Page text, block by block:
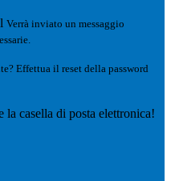
Verrà inviato un messaggio
Effettua il reset della password
casella di posta elettronica!